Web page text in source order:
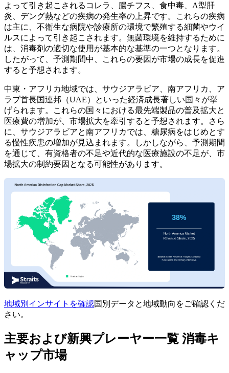
よって引き起こされるコレラ、腸チフス、食中毒、A型肝
炎、デング熱などの疾病の発生率の上昇です。これらの疾病
は主に、不衛生な病院や診療所の環境で繁殖する細菌やウイ
ルスによって引き起こされます。無菌環境を維持するために
は、消毒剤の適切な使用が基本的な基準の一つとなります。
したがって、予測期間中、これらの要因が市場の成長を促進
すると予想されます。
中東・アフリカ地域では、サウジアラビア、南アフリカ、ア
ラブ首長国連邦（UAE）といった経済成長著しい国々が挙
げられます。これらの国々における最先端製品の普及拡大と
医療費の増加が、市場拡大を牽引すると予想されます。さら
に、サウジアラビアと南アフリカでは、糖尿病をはじめとす
る慢性疾患の増加が見込まれます。しかしながら、予測期間
を通じて、有資格者の不足や近代的な医療施設の不足が、市
場拡大の制約要因となる可能性があります。
地域別インサイトを確認国別データと地域動向をご確認くだ
さい。
主要および新興プレーヤー一覧 消毒キ
ャップ市場